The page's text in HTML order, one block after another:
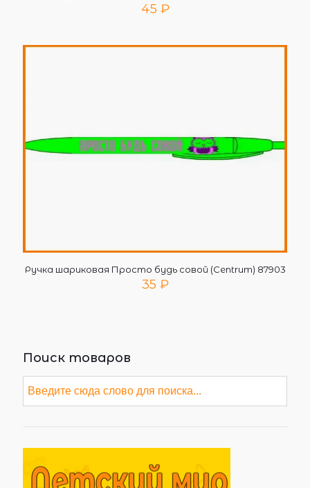
45 ₽
Ручка шариковая Просто будь совой (Centrum) 87903
35 ₽
Поиск товаров